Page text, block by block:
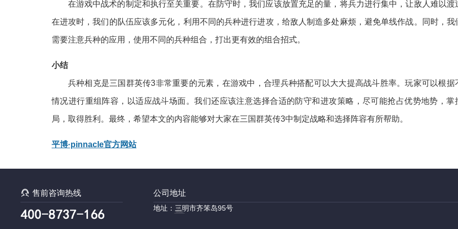
在游戏中战术的制定和执行至关重要。在防守时，我们应该放置充足的量，将兵力进行集中，让敌人难以渡
在进攻时，我们的队伍应该多元化，利用不同的兵种进行进攻，给敌人制造多处麻烦，避免单线作战。同时，我
需要注意兵种的应用，使用不同的兵种组合，打出更有效的组合招式。
小结
兵种相克是三国群英传3非常重要的元素，在游戏中，合理兵种搭配可以大大提高战斗胜率。玩家可以根据
情况进行重组阵容，以适应战斗场面。我们还应该注意选择合适的防守和进攻策略，尽可能抢占优势地势，掌
局，取得胜利。最终，希望本文的内容能够对大家在三国群英传3中制定战略和选择阵容有所帮助。
平博·pinnacle官方网站
售前咨询热线 公司地址
地址：三明市齐笨岛95号